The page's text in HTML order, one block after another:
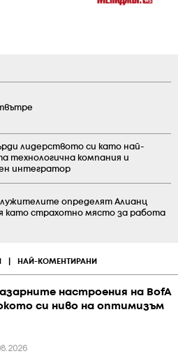
НАЙ-КОМЕНТИРАНИ
настроения на BofA
си ниво на оптимизъм
лидерството си като най-
технологична компания и
интегратор
определят Алианц
като страхотно място за работа